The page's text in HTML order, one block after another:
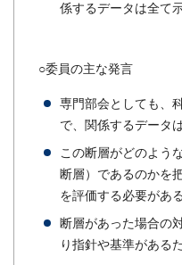
係するデータは全て
○委員の主な発言
専門部会としても、
で、関係するデータ
この断層がどのよう
断層）であるのかを
を評価する必要がある
断層があった場合の
り指針や基準がある